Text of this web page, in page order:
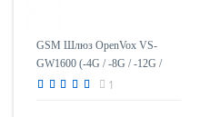
GSM Шлюз OpenVox VS-
GW1600 (-4G / -8G / -12G /
-16G / -20G)
1